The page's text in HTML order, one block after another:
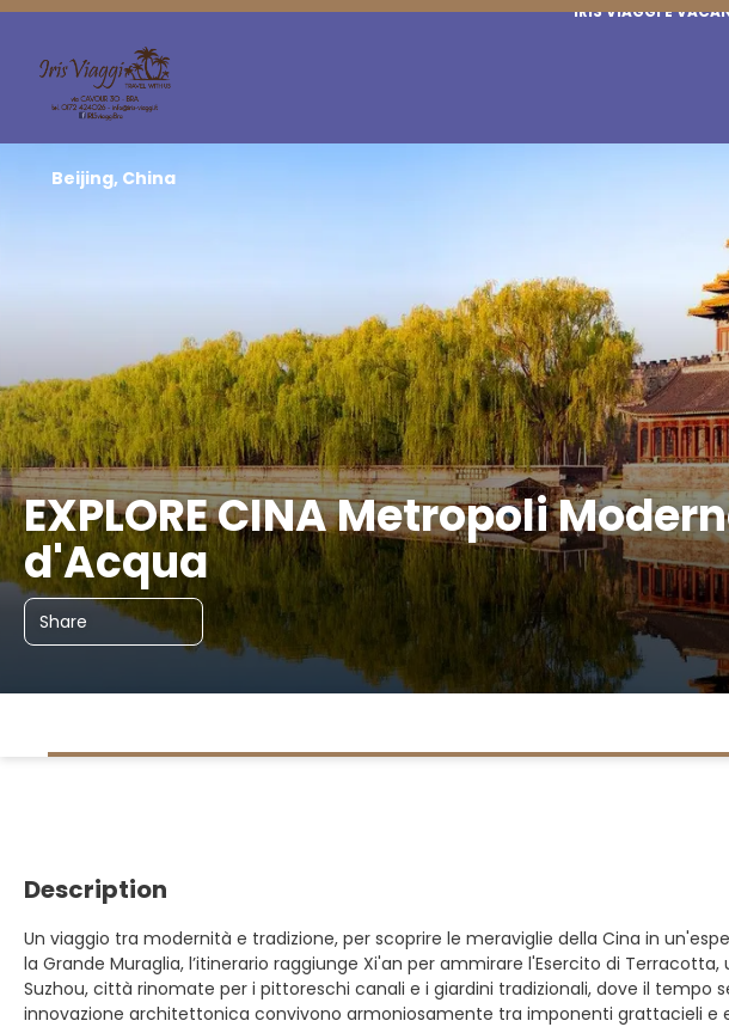
IRIS VIAGGI E
EXPLORE CINA Metropoli
d'Acqua
Share
Beijing, China
Description
Un viaggio tra modernità e tradizione, per scoprire le meraviglie della Cina in
la Grande Muraglia, l’itinerario raggiunge Xi'an per ammirare l'Esercito di
Suzhou, città rinomate per i pittoreschi canali e i giardini tradizionali, dove il
innovazione architettonica convivono armoniosamente tra imponenti grattacieli e